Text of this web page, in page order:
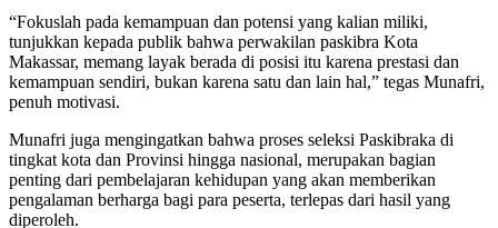
“Fokuslah pada kemampuan dan potensi yang kalian miliki,
tunjukkan kepada publik bahwa perwakilan paskibra Kota
Makassar, memang layak berada di posisi itu karena prestasi dan
kemampuan sendiri, bukan karena satu dan lain hal,” tegas Munafri,
penuh motivasi.
Munafri juga mengingatkan bahwa proses seleksi Paskibraka di
tingkat kota dan Provinsi hingga nasional, merupakan bagian
penting dari pembelajaran kehidupan yang akan memberikan
pengalaman berharga bagi para peserta, terlepas dari hasil yang
diperoleh.